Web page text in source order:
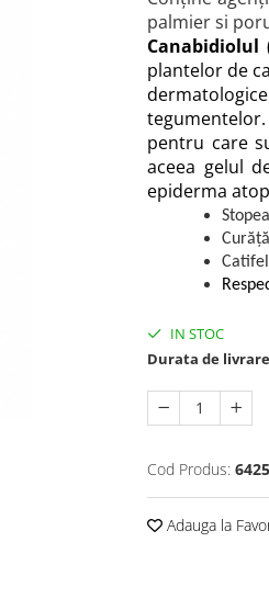
palmier si
Canabidiolul
plantelor de
pentru care
aceea gelul
epiderma
IN STOC
Durata de
Cod Produs:
Adauga la